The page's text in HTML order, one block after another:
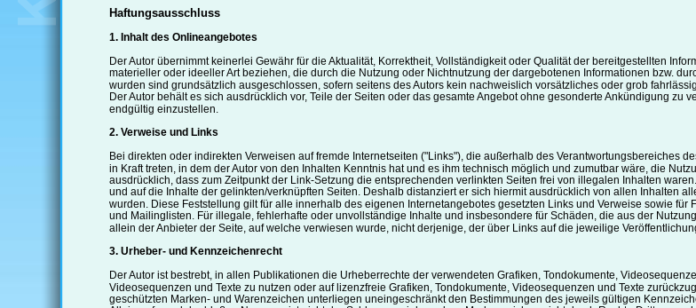
Haftungsausschluss
1. Inhalt des Onlineangebotes
Der Autor übernimmt keinerlei Gewähr für die Aktualität, Korrektheit, Vollständigkeit oder Qualität der bereitgestellten
materieller oder ideeller Art beziehen, die durch die Nutzung oder Nichtnutzung der dargebotenen Informationen bzw.
wurden sind grundsätzlich ausgeschlossen, sofern seitens des Autors kein nachweislich vorsätzliches oder grob
Der Autor behält es sich ausdrücklich vor, Teile der Seiten oder das gesamte Angebot ohne gesonderte Ankündigung
endgültig einzustellen.
2. Verweise und Links
Bei direkten oder indirekten Verweisen auf fremde Internetseiten ("Links"), die außerhalb des Verantwortungsbereiches
in Kraft treten, in dem der Autor von den Inhalten Kenntnis hat und es ihm technisch möglich und zumutbar wäre, die
ausdrücklich, dass zum Zeitpunkt der Link-Setzung die entsprechenden verlinkten Seiten frei von illegalen Inhalten
und auf die Inhalte der gelinkten/verknüpften Seiten. Deshalb distanziert er sich hiermit ausdrücklich von allen Inhalten
wurden. Diese Feststellung gilt für alle innerhalb des eigenen Internetangebotes gesetzten Links und Verweise sowie
und Mailinglisten. Für illegale, fehlerhafte oder unvollständige Inhalte und insbesondere für Schäden, die aus der
allein der Anbieter der Seite, auf welche verwiesen wurde, nicht derjenige, der über Links auf die jeweilige
3. Urheber- und Kennzeichenrecht
Der Autor ist bestrebt, in allen Publikationen die Urheberrechte der verwendeten Grafiken, Tondokumente,
Videosequenzen und Texte zu nutzen oder auf lizenzfreie Grafiken, Tondokumente, Videosequenzen und Texte
geschützten Marken- und Warenzeichen unterliegen uneingeschränkt den Bestimmungen des jeweils gültigen